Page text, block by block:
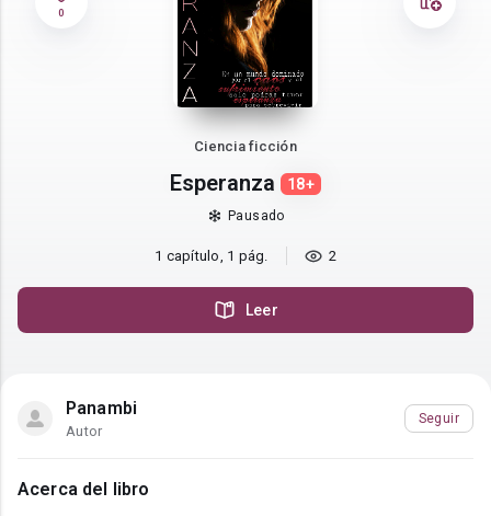
0
Ciencia ficción
Esperanza 18+
Pausado
1 capítulo, 1 pág. 2
Leer
Panambi
Autor
Seguir
Acerca del libro